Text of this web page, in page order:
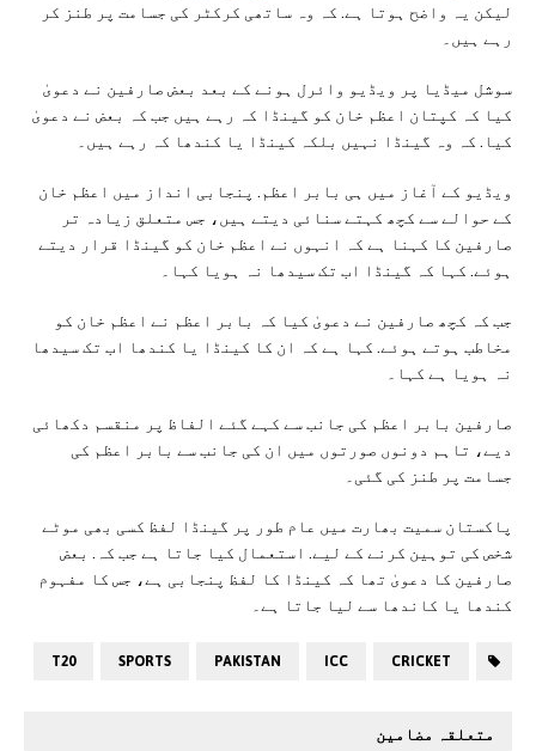
لیکن یہ واضح ہوتا ہے. کہ وہ ساتھی کرکٹر کی جسامت پر طنز کر
رہے ہیں۔
سوشل میڈیا پر ویڈیو وائرل ہونے کے بعد بعض صارفین نے دعویٰ
کیا کہ کپتان اعظم خان کو گینڈا کہ رہے ہیں جب کہ بعض نے دعویٰ
کیا. کہ وہ گینڈا نہیں بلکہ کینڈا یا کندھا کہ رہے ہیں۔
ویڈیو کے آغاز میں ہی بابر اعظم. پنجابی انداز میں اعظم خان
کے حوالے سے کچھ کہتے سنائی دیتے ہیں، جس متعلق زیادہ تر
صارفین کا کہنا ہے کہ انہوں نے اعظم خان کو گینڈا قرار دیتے
ہوئے. کہا کہ گینڈا اب تک سیدھا نہ ہویا کہا۔
جب کہ کچھ صارفین نے دعویٰ کیا کہ بابر اعظم نے اعظم خان کو
مخاطب ہوتے ہوئے. کہا ہے کہ ان کا کینڈا یا کندھا اب تک سیدھا
نہ ہویا ہے کہا۔
صارفین بابر اعظم کی جانب سے کہے گئے الفاظ پر منقسم دکھائی
دیے، تاہم دونوں صورتوں میں ان کی جانب سے بابر اعظم کی
جسامت پر طنز کی گئی۔
پاکستان سمیت بھارت میں عام طور پر گینڈا لفظ کسی بھی موٹے
شخص کی توہین کرنے کے لیے. استعمال کیا جاتا ہے جب کہ. بعض
صارفین کا دعویٰ تھا کہ کینڈا کا لفظ پنجابی ہے، جس کا مفہوم
کندھا یا کاندھا سے لیا جاتا ہے۔
CRICKET
ICC
PAKISTAN
SPORTS
T20
متعلقہ مضامین